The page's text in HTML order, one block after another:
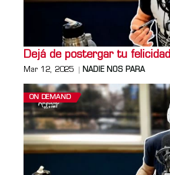
Dejá de postergar tu felicidad
Mar 12, 2025 NADIE NOS PARA
ON DEMAND